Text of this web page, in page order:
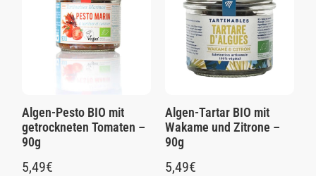
Algen-Pesto BIO mit
getrockneten Tomaten –
90g
5,49€
Algen-Tartar BIO mit
Wakame und Zitrone –
90g
5,49€